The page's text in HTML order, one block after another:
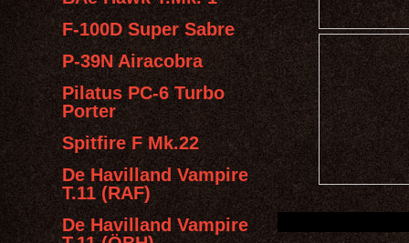
F-100D Super Sabre
P-39N Airacobra
Pilatus PC-6 Turbo
Porter
Spitfire F Mk.22
De Havilland Vampire
T.11 (RAF)
De Havilland Vampire